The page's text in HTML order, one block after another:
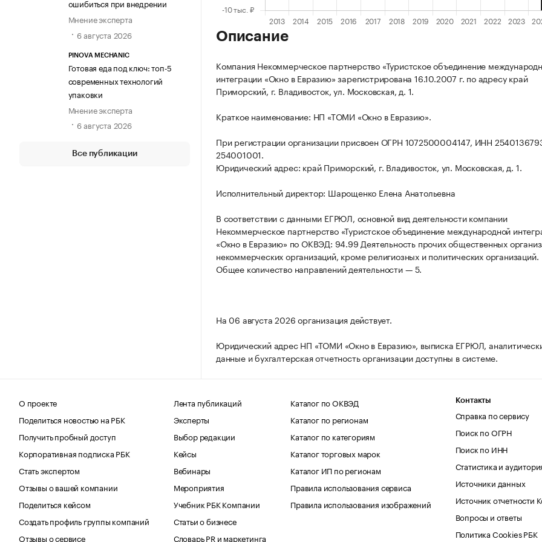
ошибиться при внедрении
Мнение эксперта
6 августа 2026
PINOVA MECHANIC
Готовая еда под ключ: топ-5
современных технологий
упаковки
Мнение эксперта
6 августа 2026
Все публикации
Описание
Компания Некоммерческое партнерство «Туристское объединение
интеграции «Окно в Евразию» зарегистрирована 16.10.2007 г. по адресу край
Приморский, г. Владивосток, ул. Московская, д. 1.
Краткое наименование: НП «ТОМИ «Окно в Евразию».
При регистрации организации присвоен ОГРН 1072500004147, ИНН
254001001.
Юридический адрес: край Приморский, г. Владивосток, ул. Московская, д. 1.
Исполнительный директор: Шарощенко Елена Анатольевна
В соответствии с данными ЕГРЮЛ, основной вид деятельности компании
Некоммерческое партнерство «Туристское объединение международной
«Окно в Евразию» по ОКВЭД: 94.99 Деятельность прочих общественных
некоммерческих организаций, кроме религиозных и политических организаций.
Общее количество направлений деятельности — 5.
На 06 августа 2026 организация действует.
Юридический адрес НП «ТОМИ «Окно в Евразию», выписка ЕГРЮЛ,
данные и бухгалтерская отчетность организации доступны в системе.
О проекте
Поделиться новостью на РБК
Получить пробный доступ
Корпоративная подписка РБК
Стать экспертом
Отзывы о вашей компании
Поделиться кейсом
Создать профиль группы компаний
Отзывы о сервисе
Лента публикаций
Эксперты
Выбор редакции
Кейсы
Вебинары
Мероприятия
Учебник РБК Компании
Статьи о бизнесе
Словарь PR и маркетинга
Каталог по ОКВЭД
Каталог по регионам
Каталог по категориям
Каталог торговых марок
Каталог ИП по регионам
Правила использования сервиса
Правила использования изображений
Контакты
Справка по сервису
Поиск по ОГРН
Поиск по ИНН
Статистика и
Источники данных
Источник отчетности
Вопросы и ответы
Политика Cookies РБК